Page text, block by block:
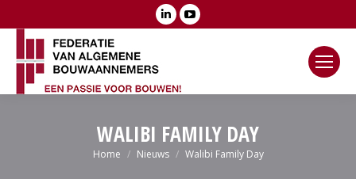
Linkedin
new
YouTube
new
WALIBI FAMILY DAY
Je bent hier:
Home Nieuws Walibi Family Day